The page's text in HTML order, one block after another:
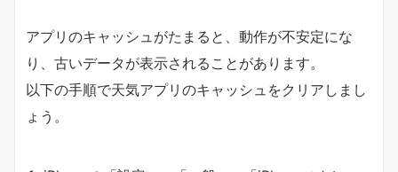
アプリのキャッシュがたまると、動作が不安定にな
り、古いデータが表示されることがあります。
以下の手順で天気アプリのキャッシュをクリアしまし
ょう。